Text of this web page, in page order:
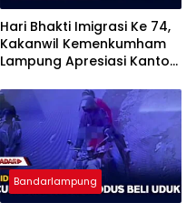
Hari Bhakti Imigrasi Ke 74,
Kakanwil Kemenkumham
Lampung Apresiasi Kantor
Bandarlampung